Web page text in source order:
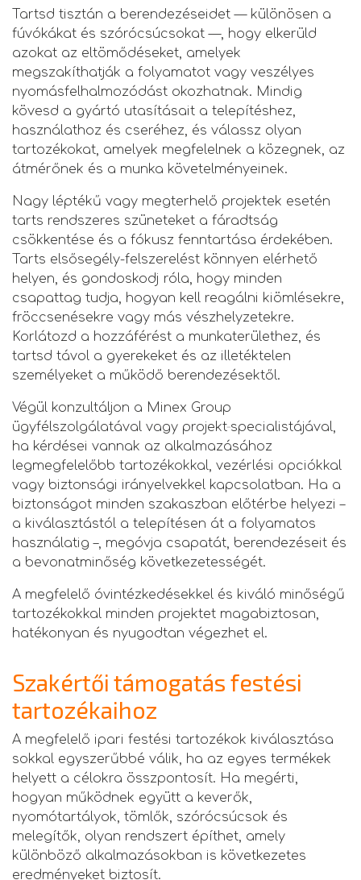
Tartsd tisztán a berendezéseidet — különösen a
fúvókákat és szórócsúcsokat —, hogy elkerüld
azokat az eltömődéseket, amelyek
megszakíthatják a folyamatot vagy veszélyes
nyomásfelhalmozódást okozhatnak. Mindig
kövesd a gyártó utasításait a telepítéshez,
használathoz és cseréhez, és válassz olyan
tartozékokat, amelyek megfelelnek a közegnek, az
átmérőnek és a munka követelményeinek.
Nagy léptékű vagy megterhelő projektek esetén
tarts rendszeres szüneteket a fáradtság
csökkentése és a fókusz fenntartása érdekében.
Tarts elsősegély-felszerelést könnyen elérhető
helyen, és gondoskodj róla, hogy minden
csapattag tudja, hogyan kell reagálni kiömlésekre,
fröccsenésekre vagy más vészhelyzetekre.
Korlátozd a hozzáférést a munkaterülethez, és
tartsd távol a gyerekeket és az illetéktelen
személyeket a működő berendezésektől.
Végül konzultáljon a Minex Group
ügyfélszolgálatával vagy projekt‑specialistájával,
ha kérdései vannak az alkalmazásához
legmegfelelőbb tartozékokkal, vezérlési opciókkal
vagy biztonsági irányelvekkel kapcsolatban. Ha a
biztonságot minden szakaszban előtérbe helyezi –
a kiválasztástól a telepítésen át a folyamatos
használatig –, megóvja csapatát, berendezéseit és
a bevonatminőség következetességét.
A megfelelő óvintézkedésekkel és kiváló minőségű
tartozékokkal minden projektet magabiztosan,
hatékonyan és nyugodtan végezhet el.
Szakértői támogatás festési
tartozékaihoz
A megfelelő ipari festési tartozékok kiválasztása
sokkal egyszerűbbé válik, ha az egyes termékek
helyett a célokra összpontosít. Ha megérti,
hogyan működnek együtt a keverők,
nyomótartályok, tömlők, szórócsúcsok és
melegítők, olyan rendszert építhet, amely
különböző alkalmazásokban is következetes
eredményeket biztosít.